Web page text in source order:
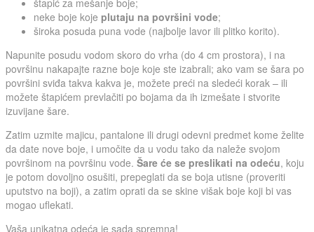
štapić za mešanje boje;
neke boje koje plutaju na površini vode;
široka posuda puna vode (najbolje lavor ili plitko korito).
Napunite posudu vodom skoro do vrha (do 4 cm prostora), i na
površinu nakapajte razne boje koje ste izabrali; ako vam se šara po
površini sviđa takva kakva je, možete preći na sledeći korak – ili
možete štapićem prevlačiti po bojama da ih izmešate i stvorite
izuvijane šare.
Zatim uzmite majicu, pantalone ili drugi odevni predmet kome želite
da date nove boje, i umočite da u vodu tako da naleže svojom
površinom na površinu vode. Šare će se preslikati na odeću, koju
je potom dovoljno osušiti, prepeglati da se boja utisne (proveriti
uputstvo na boji), a zatim oprati da se skine višak boje koji bi vas
mogao uflekati.
Vaša unikatna odeća je sada spremna!